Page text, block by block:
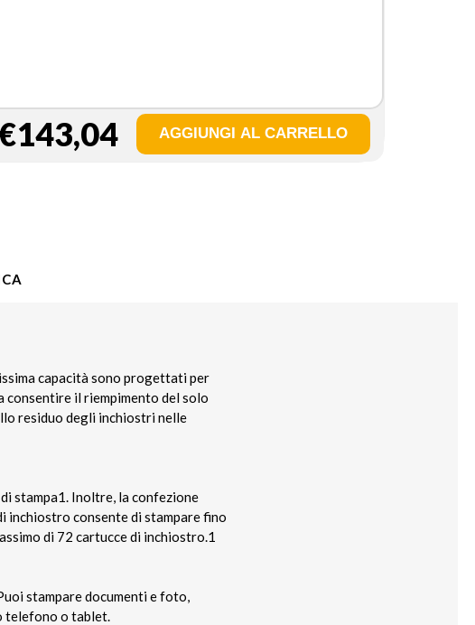
capacità sono progettati per
il riempimento del solo
residuo degli inchiostri nelle
stampa1. Inoltre, la confezione
inchiostro consente di stampare fino
di 72 cartucce di inchiostro.1
stampare documenti e foto,
telefono o tablet.